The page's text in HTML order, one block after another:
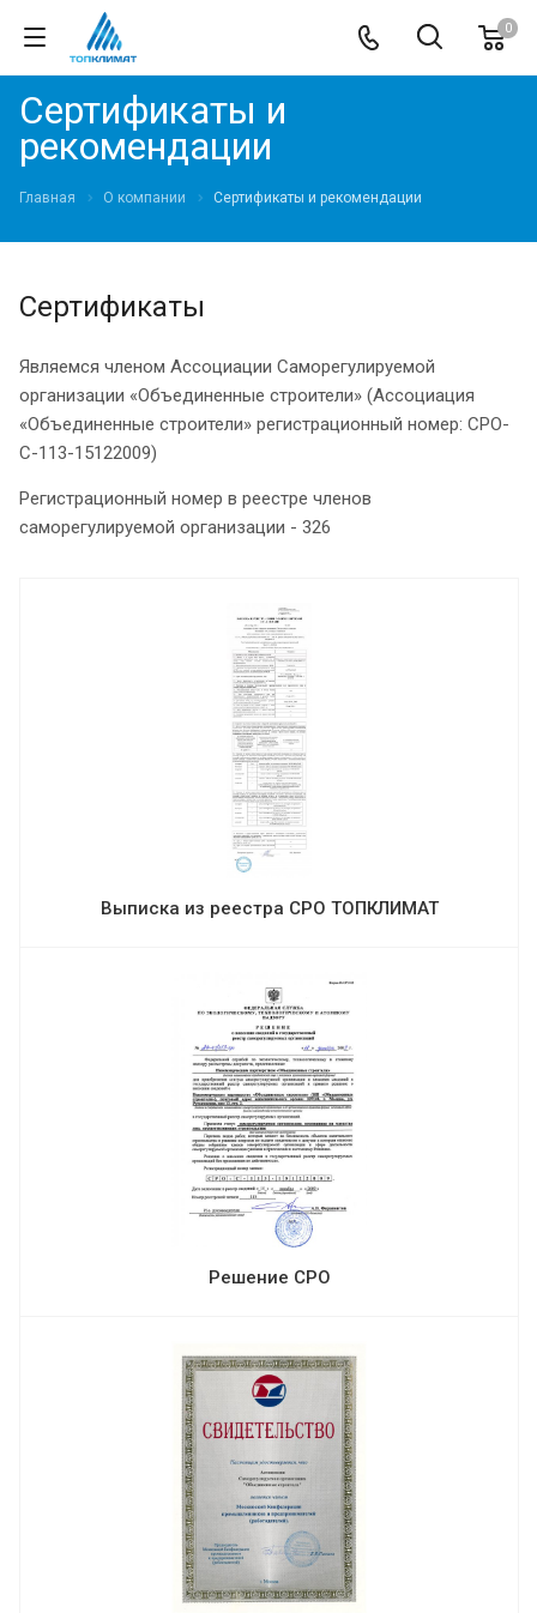
0
Сертификаты и
рекомендации
Главная О компании Сертификаты и рекомендации
Сертификаты
Являемся членом Ассоциации Саморегулируемой
организации «Объединенные строители» (Ассоциация
«Объединенные строители» регистрационный номер: СРО-
С-113-15122009)
Регистрационный номер в реестре членов
саморегулируемой организации - 326
Выписка из реестра СРО ТОПКЛИМАТ
Решение СРО